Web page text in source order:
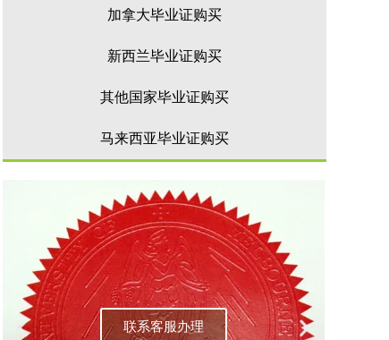
加拿大毕业证购买
新西兰毕业证购买
其他国家毕业证购买
马来西亚毕业证购买
联系客服办理